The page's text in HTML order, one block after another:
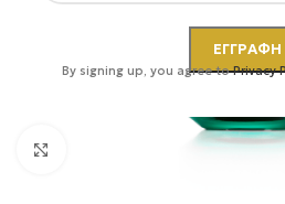
By signing up, you agree toPrivacy
Κάντε κλικ για μεγέθυνση